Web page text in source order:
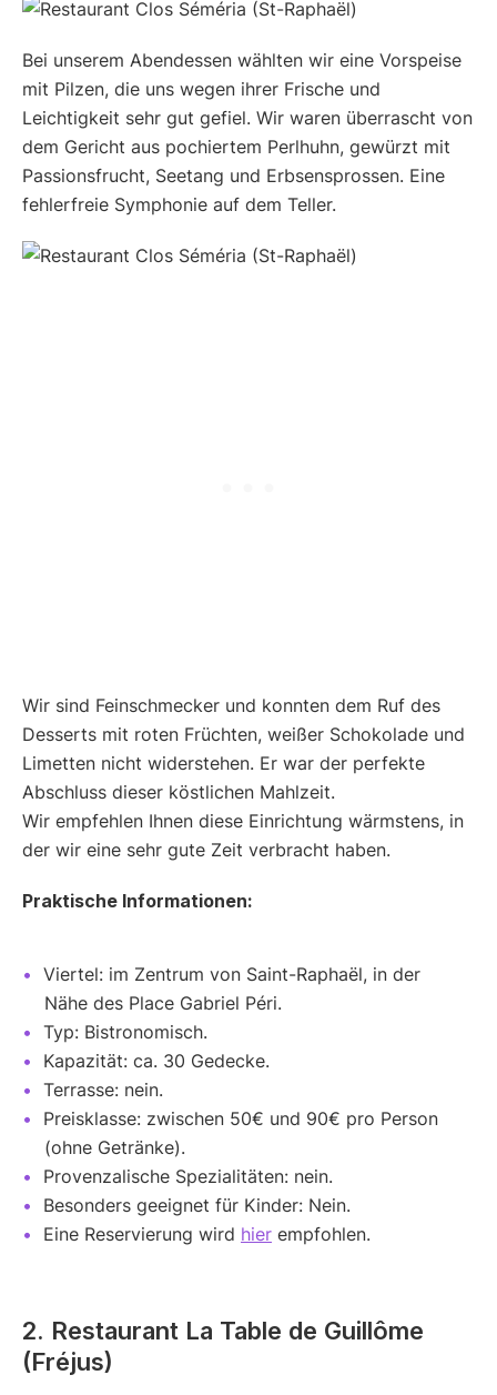
Bei unserem Abendessen wählten wir eine Vorspeise
mit Pilzen, die uns wegen ihrer Frische und
Leichtigkeit sehr gut gefiel. Wir waren überrascht von
dem Gericht aus pochiertem Perlhuhn, gewürzt mit
Passionsfrucht, Seetang und Erbsensprossen. Eine
fehlerfreie Symphonie auf dem Teller.
Wir sind Feinschmecker und konnten dem Ruf des
Desserts mit roten Früchten, weißer Schokolade und
Limetten nicht widerstehen. Er war der perfekte
Abschluss dieser köstlichen Mahlzeit.
Wir empfehlen Ihnen diese Einrichtung wärmstens, in
der wir eine sehr gute Zeit verbracht haben.
Praktische Informationen:
Viertel: im Zentrum von Saint-Raphaël, in der
Nähe des Place Gabriel Péri.
Typ: Bistronomisch.
Kapazität: ca. 30 Gedecke.
Terrasse: nein.
Preisklasse: zwischen 50€ und 90€ pro Person
(ohne Getränke).
Provenzalische Spezialitäten: nein.
Besonders geeignet für Kinder: Nein.
Eine Reservierung wird hier empfohlen.
2. Restaurant La Table de Guillôme
(Fréjus)